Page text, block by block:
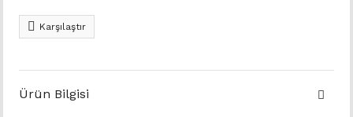
Karşılaştır
Ürün Bilgisi